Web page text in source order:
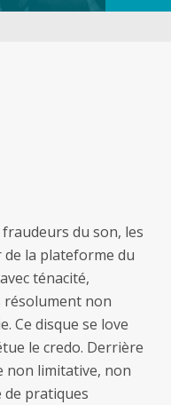
du son, les
la plateforme du
ténacité,
résolument non
Ce disque se love
le credo. Derrière
non limitative, non
de pratiques